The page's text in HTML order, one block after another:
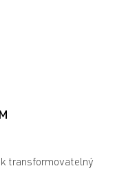
transformovatelný